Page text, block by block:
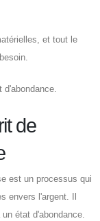
et tout le
d'abondance.
de
est un processus qui
envers l'argent. Il
état d'abondance.